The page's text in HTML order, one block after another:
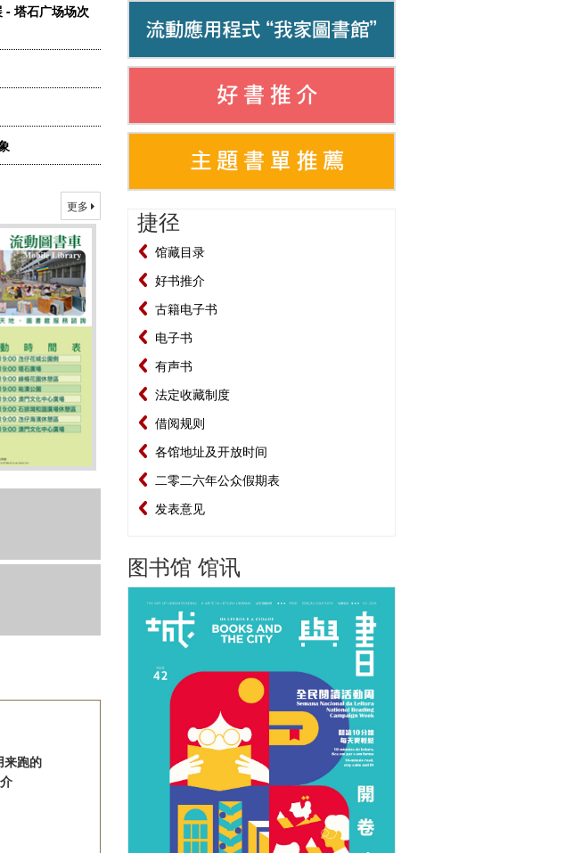
- 塔石广场场次
更多
来跑的
捷径
馆藏目录
好书推介
古籍电子书
电子书
有声书
法定收藏制度
借阅规则
各馆地址及开放时间
二零二六年公众假期表
发表意见
图书馆 馆讯